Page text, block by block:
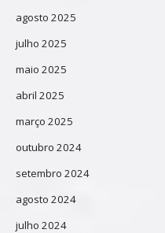
agosto 2025
julho 2025
maio 2025
abril 2025
março 2025
outubro 2024
setembro 2024
agosto 2024
julho 2024